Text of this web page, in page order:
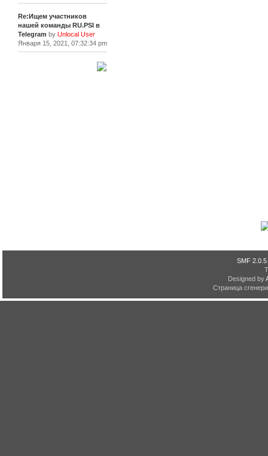
Re:Ищем участников
нашей команды RU.PSI в
Telegram by Unlocal User
Января 15, 2021, 07:32:34 pm
SMF 2.0.5
Designed by
Страница